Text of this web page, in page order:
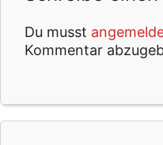
Du musst
Kommentar